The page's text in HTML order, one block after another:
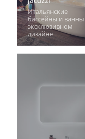
Итальянские
бассейны и ванны
эксклюзивном
дизайне